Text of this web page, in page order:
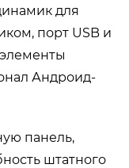
для
порт USB и
Андроид-
панель,
штатного